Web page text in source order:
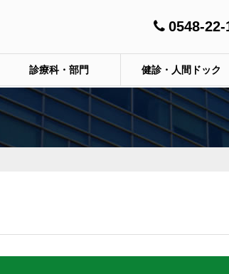
0548-22-
診療科・部門 健診・人間ドック